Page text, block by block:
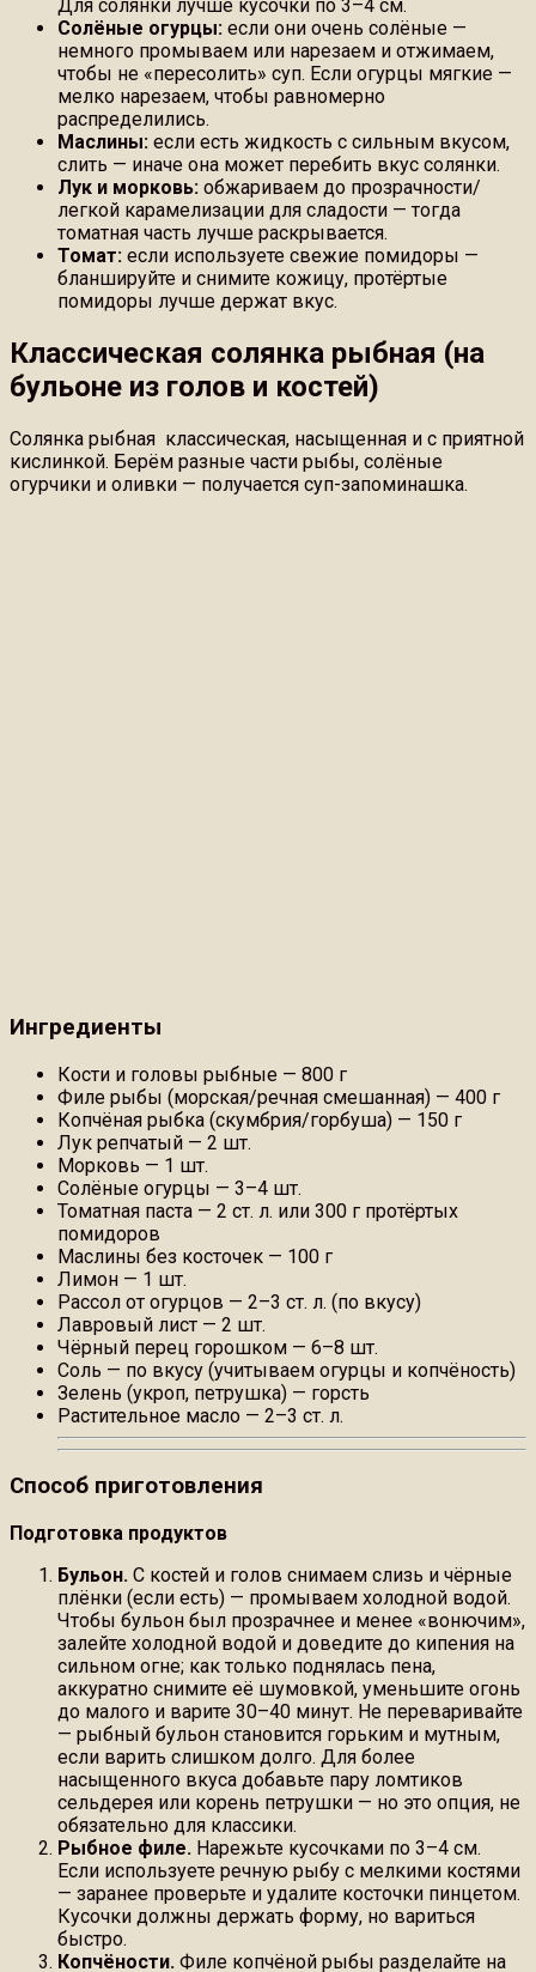
Для солянки лучше кусочки по 3–4 см.
Солёные огурцы: если они очень солёные —
немного промываем или нарезаем и отжимаем,
чтобы не «пересолить» суп. Если огурцы мягкие —
мелко нарезаем, чтобы равномерно
распределились.
Маслины: если есть жидкость с сильным вкусом,
слить — иначе она может перебить вкус солянки.
Лук и морковь: обжариваем до прозрачности/
легкой карамелизации для сладости — тогда
томатная часть лучше раскрывается.
Томат: если используете свежие помидоры —
бланшируйте и снимите кожицу, протёртые
помидоры лучше держат вкус.
Классическая солянка рыбная (на
бульоне из голов и костей)
Солянка рыбная классическая, насыщенная и с приятной
кислинкой. Берём разные части рыбы, солёные
огурчики и оливки — получается суп-запоминашка.
Ингредиенты
Кости и головы рыбные — 800 г
Филе рыбы (морская/речная смешанная) — 400 г
Копчёная рыбка (скумбрия/горбуша) — 150 г
Лук репчатый — 2 шт.
Морковь — 1 шт.
Солёные огурцы — 3–4 шт.
Томатная паста — 2 ст. л. или 300 г протёртых
помидоров
Маслины без косточек — 100 г
Лимон — 1 шт.
Рассол от огурцов — 2–3 ст. л. (по вкусу)
Лавровый лист — 2 шт.
Чёрный перец горошком — 6–8 шт.
Соль — по вкусу (учитываем огурцы и копчёность)
Зелень (укроп, петрушка) — горсть
Растительное масло — 2–3 ст. л.
Способ приготовления
Подготовка продуктов
Бульон. С костей и голов снимаем слизь и чёрные
плёнки (если есть) — промываем холодной водой.
Чтобы бульон был прозрачнее и менее «вонючим»,
залейте холодной водой и доведите до кипения на
сильном огне; как только поднялась пена,
аккуратно снимите её шумовкой, уменьшите огонь
до малого и варите 30–40 минут. Не переваривайте
— рыбный бульон становится горьким и мутным,
если варить слишком долго. Для более
насыщенного вкуса добавьте пару ломтиков
сельдерея или корень петрушки — но это опция, не
обязательно для классики.
Рыбное филе. Нарежьте кусочками по 3–4 см.
Если используете речную рыбу с мелкими костями
— заранее проверьте и удалите косточки пинцетом.
Кусочки должны держать форму, но вариться
быстро.
Копчёности. Филе копчёной рыбы разделайте на